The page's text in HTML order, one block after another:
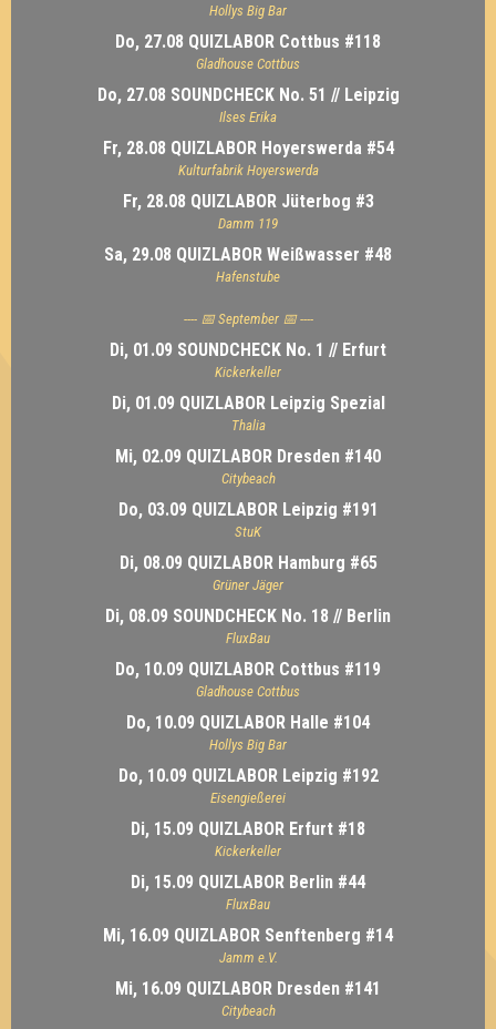
Hollys Big Bar
Do, 27.08 QUIZLABOR Cottbus #118
Gladhouse Cottbus
Do, 27.08 SOUNDCHECK No. 51 // Leipzig
Ilses Erika
Fr, 28.08 QUIZLABOR Hoyerswerda #54
Kulturfabrik Hoyerswerda
Fr, 28.08 QUIZLABOR Jüterbog #3
Damm 119
Sa, 29.08 QUIZLABOR Weißwasser #48
Hafenstube
---- 📅 September 📅 ----
Di, 01.09 SOUNDCHECK No. 1 // Erfurt
Kickerkeller
Di, 01.09 QUIZLABOR Leipzig Spezial
Thalia
Mi, 02.09 QUIZLABOR Dresden #140
Citybeach
Do, 03.09 QUIZLABOR Leipzig #191
StuK
Di, 08.09 QUIZLABOR Hamburg #65
Grüner Jäger
Di, 08.09 SOUNDCHECK No. 18 // Berlin
FluxBau
Do, 10.09 QUIZLABOR Cottbus #119
Gladhouse Cottbus
Do, 10.09 QUIZLABOR Halle #104
Hollys Big Bar
Do, 10.09 QUIZLABOR Leipzig #192
Eisengießerei
Di, 15.09 QUIZLABOR Erfurt #18
Kickerkeller
Di, 15.09 QUIZLABOR Berlin #44
FluxBau
Mi, 16.09 QUIZLABOR Senftenberg #14
Jamm e.V.
Mi, 16.09 QUIZLABOR Dresden #141
Citybeach